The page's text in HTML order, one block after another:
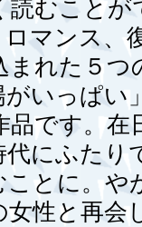
読むことが
マンス、
まれた５つ
いっぱい
品です。在
代にふたり
ことに。や
性と再会